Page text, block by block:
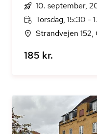
10. september,
Torsdag, 15:30 -
Strandvejen
185 kr.